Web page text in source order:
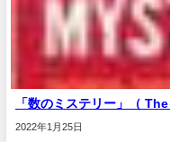
「数のミステリー」（
2022年1月25日